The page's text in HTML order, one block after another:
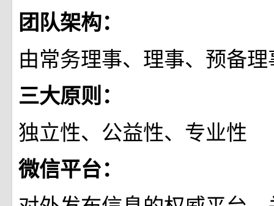
团队架构：
由常务理事、理事、预备
三大原则：
独立性、公益性、专业性
微信平台：